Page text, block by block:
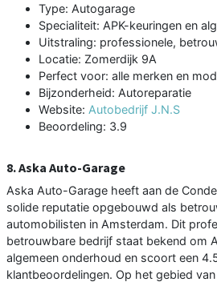
Type: Autogarage
Specialiteit: APK-keuringen en
Uitstraling: professionele,
Locatie: Zomerdijk 9A
Perfect voor: alle merken en
Bijzonderheid: Autoreparatie
Website: Autobedrijf J.N.S
Beoordeling: 3.9
8. Aska Auto-Garage
Aska Auto-Garage heeft aan de
solide reputatie opgebouwd als
automobilisten in Amsterdam. Dit
betrouwbare bedrijf staat bekend om
algemeen onderhoud en scoort een
klantbeoordelingen. Op het gebied